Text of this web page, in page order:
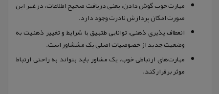
مهارت خوب گوش دادن، یعنی دریافت صحیح اطلاعات، در غیر این
صورت امکان پردازش نادرت وجود دارد.
انعطاف پذیری ذهنی، توانایی طتبیق با شرایط و تغییر ذهنیت به
وضعیت جدید از خصوصیات اصلی یک مششاور است.
مهارت‌های ارتباطی خوب، یک مشاور باید بتواند به راحتی ارتباط
موثر برقرار کند.